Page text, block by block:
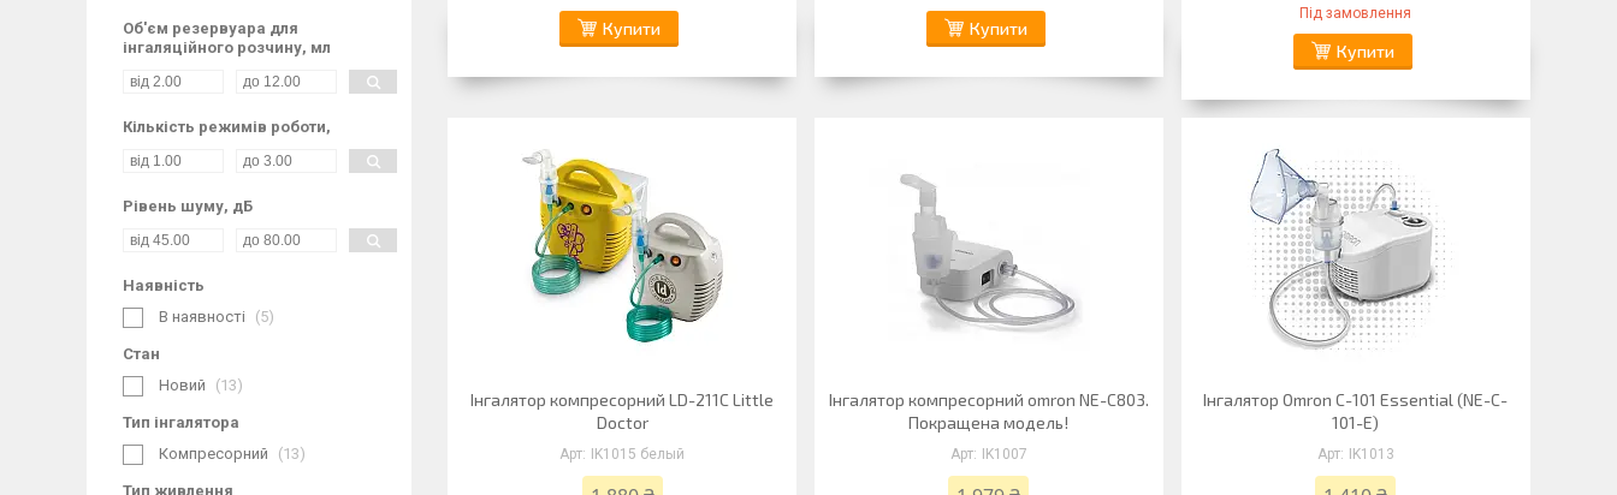
Купити Купити
Під замовлення
Купити
Інгалятор компресорний LD-211С Little
Doctor
IK1015 белый
Інгалятор компресорний omron NE-C803.
Покращена модель!
IK1007
Інгалятор Omron C-101 Essential (NE-C-
101-E)
IK1013
Об'єм резервуара для
інгаляційного розчину, мл
Кількість режимів роботи,
Рівень шуму, дБ
Наявність
В наявності
5
Стан
Новий
13
Тип інгалятора
Компресорний
13
Тип живлення